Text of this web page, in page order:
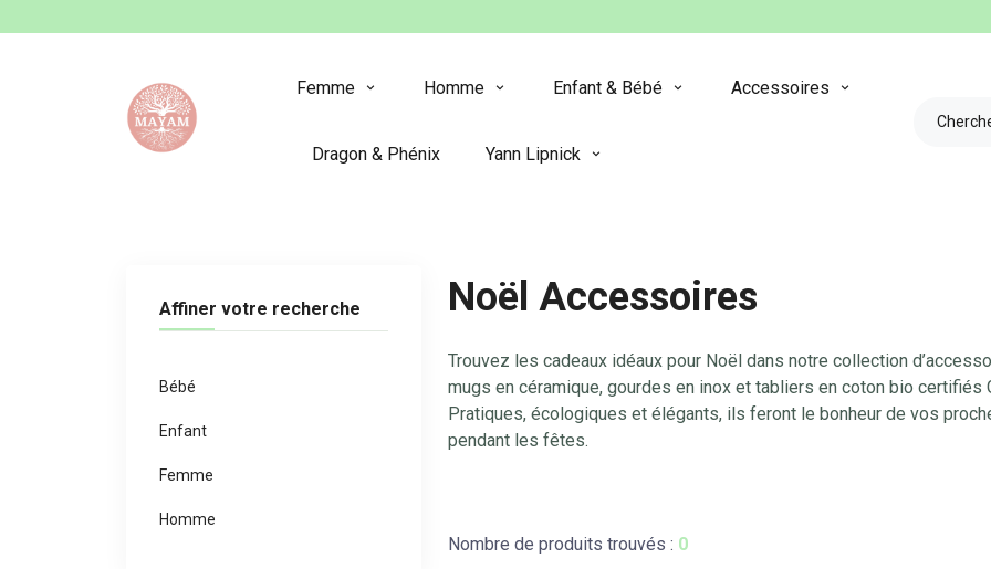
Femme Homme Enfant & Bébé Accessoires
Dragon & Phénix Yann Lipnick
Noël Accessoires
Trouvez les cadeaux idéaux pour Noël dans notre collection
mugs en céramique, gourdes en inox et tabliers en coton bio certifiés
Pratiques, écologiques et élégants, ils feront le bonheur de vos
pendant les fêtes.
Nombre de produits trouvés : 0
Affiner votre recherche
Bébé
Enfant
Femme
Homme